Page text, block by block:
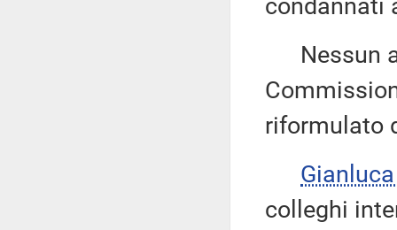
condannati
Nessun
riformulato
colleghi